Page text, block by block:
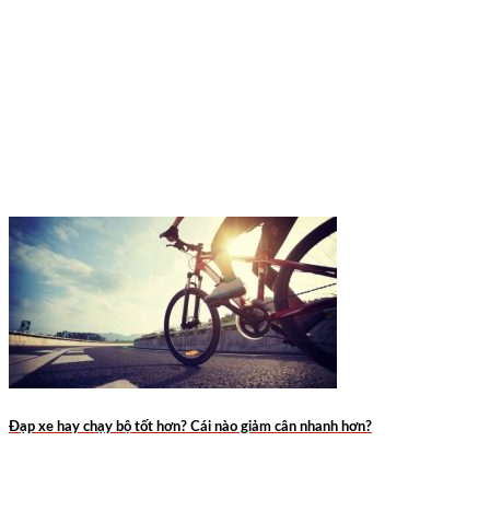
Đạp xe hay chạy bộ tốt hơn? Cái nào giảm cân nhanh hơn?